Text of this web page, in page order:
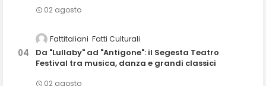
02 agosto
Fattitaliani Fatti Culturali
Da "Lullaby" ad "Antigone": il Segesta Teatro
Festival tra musica, danza e grandi classici
02 agosto